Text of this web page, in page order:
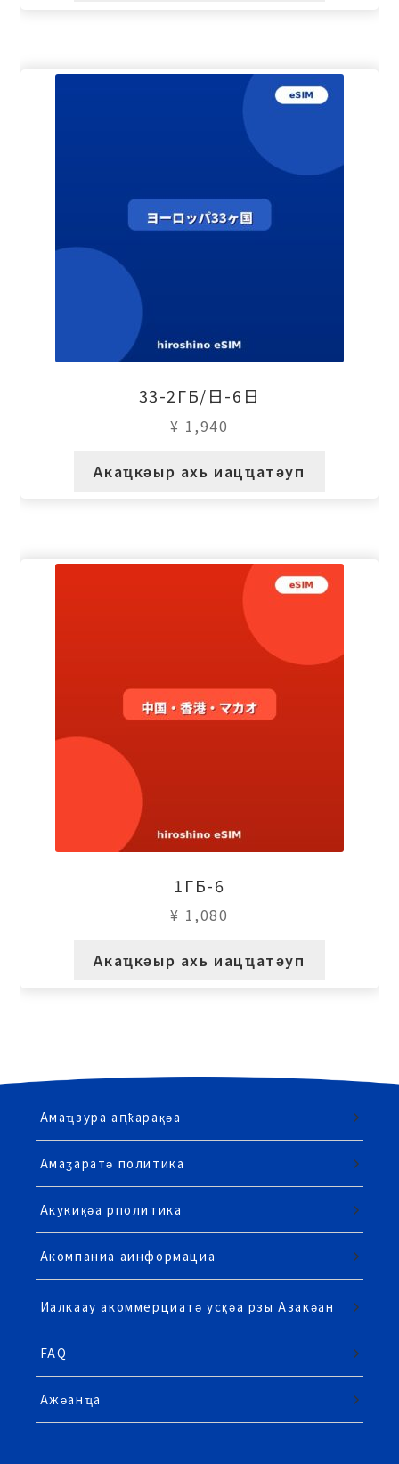
33-2ГБ/日-6日
¥ 1,940
Акаҵкәыр ахь иацҵатәуп
1ГБ-6
¥ 1,080
Акаҵкәыр ахь иацҵатәуп
Амаҵзура аԥҟарақәа
Амаӡаратә политика
Акукиқәа рполитика
Акомпаниа аинформациа
Иалкаау акоммерциатә усқәа рзы Азакәан
FAQ
Ажәанҵа